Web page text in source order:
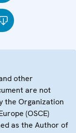
other
are not
the Organization
(OSCE)
as the Author of